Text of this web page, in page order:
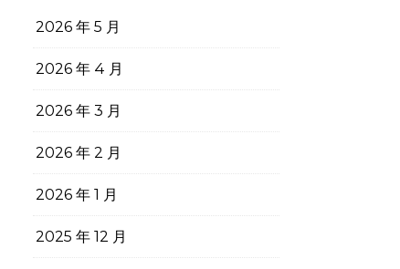
2026 年 5 月
2026 年 4 月
2026 年 3 月
2026 年 2 月
2026 年 1 月
2025 年 12 月